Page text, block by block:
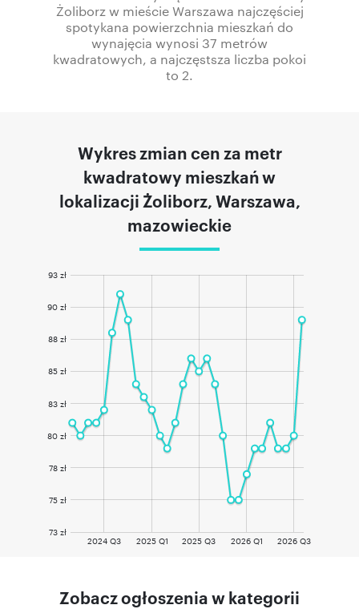
Żoliborz w mieście Warszawa najczęściej
spotykana powierzchnia mieszkań do
wynajęcia wynosi 37 metrów
kwadratowych, a najczęstsza liczba pokoi
to 2.
Wykres zmian cen za metr
kwadratowy mieszkań w
lokalizacji Żoliborz, Warszawa,
mazowieckie
2024 Q3 2025 Q1 2025 Q3 2026 Q1 2026 Q3
73 zł
75 zł
78 zł
80 zł
83 zł
85 zł
88 zł
90 zł
93 zł
Zobacz ogłoszenia w kategorii